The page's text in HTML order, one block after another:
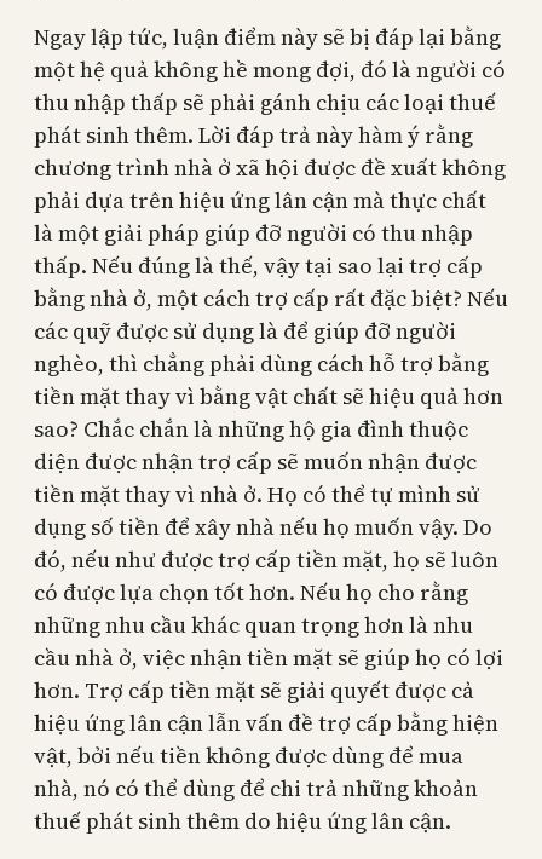
Ngay lập tức, luận điểm này sẽ bị đáp lại bằng
một hệ quả không hề mong đợi, đó là người có
thu nhập thấp sẽ phải gánh chịu các loại thuế
phát sinh thêm. Lời đáp trả này hàm ý rằng
chương trình nhà ở xã hội được đề xuất không
phải dựa trên hiệu ứng lân cận mà thực chất
là một giải pháp giúp đỡ người có thu nhập
thấp. Nếu đúng là thế, vậy tại sao lại trợ cấp
bằng nhà ở, một cách trợ cấp rất đặc biệt? Nếu
các quỹ được sử dụng là để giúp đỡ người
nghèo, thì chẳng phải dùng cách hỗ trợ bằng
tiền mặt thay vì bằng vật chất sẽ hiệu quả hơn
sao? Chắc chắn là những hộ gia đình thuộc
diện được nhận trợ cấp sẽ muốn nhận được
tiền mặt thay vì nhà ở. Họ có thể tự mình sử
dụng số tiền để xây nhà nếu họ muốn vậy. Do
đó, nếu như được trợ cấp tiền mặt, họ sẽ luôn
có được lựa chọn tốt hơn. Nếu họ cho rằng
những nhu cầu khác quan trọng hơn là nhu
cầu nhà ở, việc nhận tiền mặt sẽ giúp họ có lợi
hơn. Trợ cấp tiền mặt sẽ giải quyết được cả
hiệu ứng lân cận lẫn vấn đề trợ cấp bằng hiện
vật, bởi nếu tiền không được dùng để mua
nhà, nó có thể dùng để chi trả những khoản
thuế phát sinh thêm do hiệu ứng lân cận.